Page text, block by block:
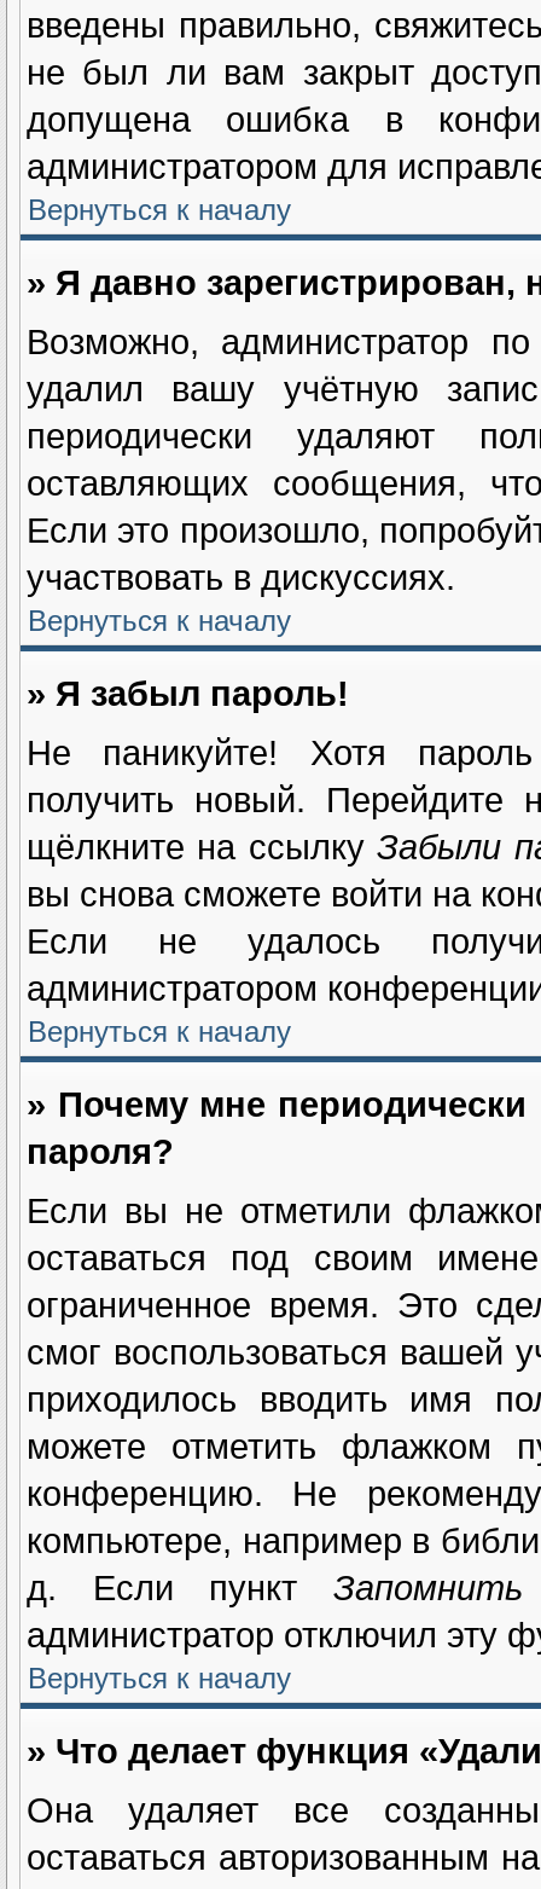
введены правильно,
не был ли вам закрыт
допущена ошибка в
администратором для
Вернуться к началу
» Я давно
Возможно, администратор
удалил вашу учётную
периодически удаляют
оставляющих сообщения,
Если это произошло,
участвовать в дискуссиях.
Вернуться к началу
» Я забыл пароль!
Не паникуйте! Хотя
получить новый. Перейдите
щёлкните на ссылкуЗабыли
вы снова сможете войти на
Если не удалось
администратором
Вернуться к началу
» Почему мне
пароля?
Если вы не отметили
оставаться под своим
ограниченное время. Это
смог воспользоваться вашей
приходилось вводить имя
можете отметить флажком
конференцию. Не
компьютере, например в
д. Если пункт
администратор отключил эту
Вернуться к началу
» Что делает функция
Она удаляет все
оставаться авторизованным